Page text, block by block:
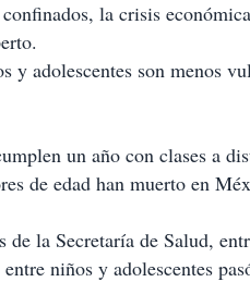
la crisis
y adolescentes son menos
un año con clases a
de edad han muerto en
de la Secretaría de Salud,
niños y adolescentes